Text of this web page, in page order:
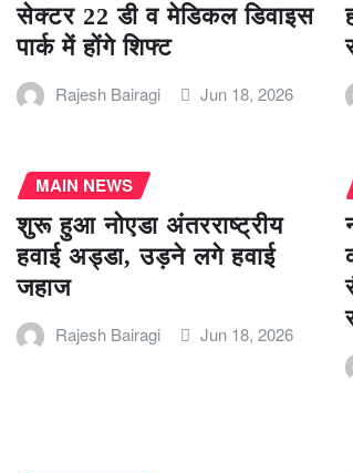
सेक्टर 22 डी व मेडिकल डिवाइस
पार्क में होंगे शिफ्ट
Rajesh Bairagi Jun 18, 2026
MAIN NEWS
शुरू हुआ नोएडा अंतरराष्ट्रीय
हवाई अड्डा, उड़ने लगे हवाई
जहाज
Rajesh Bairagi Jun 18, 2026